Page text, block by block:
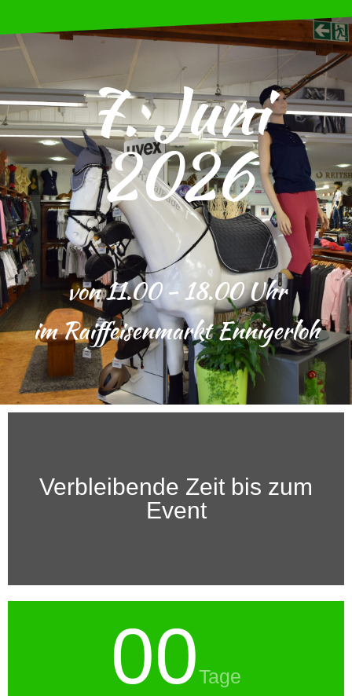
7. Juni
2026
von 11.00 - 18.00 Uhr
im Raiffeisenmarkt Ennigerloh
Verbleibende Zeit bis zum
Event
00Tage